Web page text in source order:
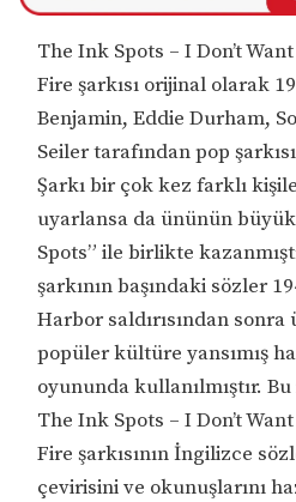
The Ink Spots – I Don’t
Fire şarkısı orijinal olarak
Benjamin, Eddie Durham,
Seiler tarafından pop
Şarkı bir çok kez farklı
uyarlansa da ününün büyük
Spots” ile birlikte
şarkının başındaki sözler
Harbor saldırısından sonra
popüler kültüre yansımış
oyununda kullanılmıştır.
The Ink Spots – I Don’t
Fire şarkısının İngilizce
çevirisini ve okunuşlarını